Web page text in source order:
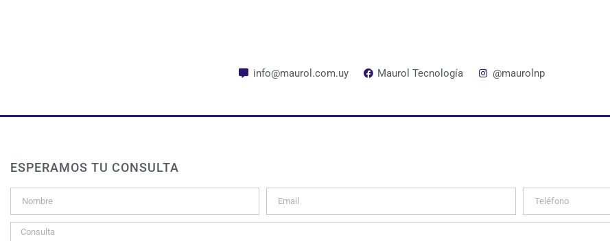
info@maurol.com.uy Maurol Tecnología @maurolnp
ESPERAMOS TU CONSULTA